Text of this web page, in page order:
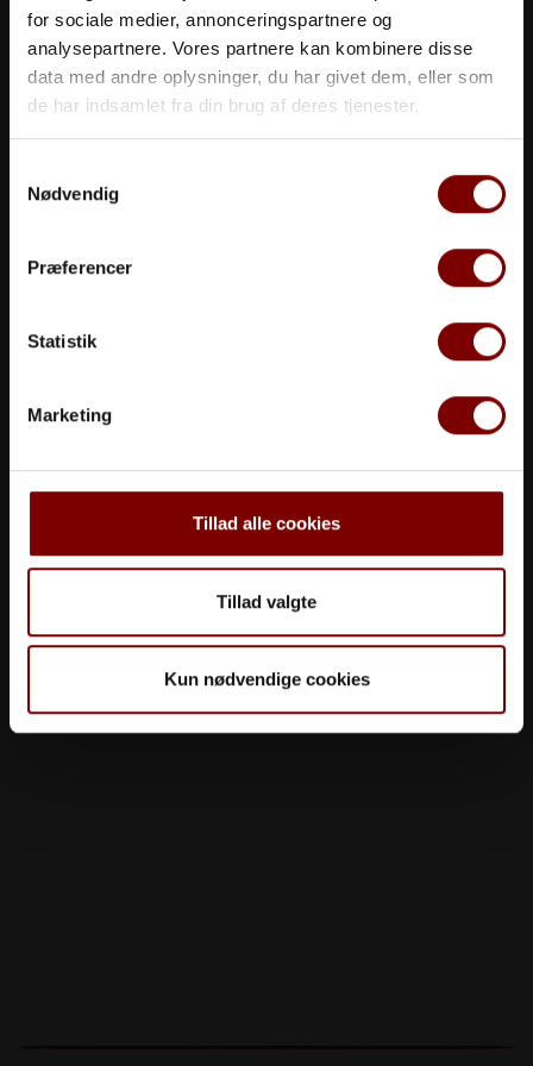
for sociale medier, annonceringspartnere og
analysepartnere. Vores partnere kan kombinere disse
data med andre oplysninger, du har givet dem, eller som
de har indsamlet fra din brug af deres tjenester.
Nødvendig
Præferencer
Statistik
Marketing
Tillad alle cookies
Tillad valgte
Kun nødvendige cookies
nyte dagen fullt ut.